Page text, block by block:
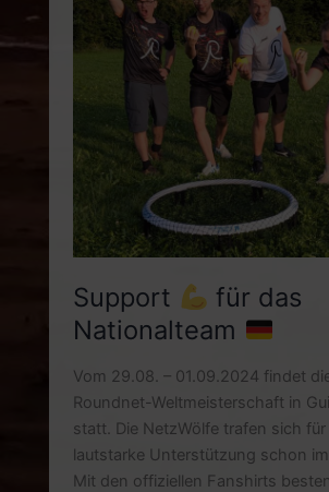
Support
für das
Nationalteam
Vom 29.08. – 01.09.2024 findet
Roundnet-Weltmeisterschaft in
statt. Die NetzWölfe trafen sich für
lautstarke Unterstützung schon
Mit den offiziellen Fanshirts